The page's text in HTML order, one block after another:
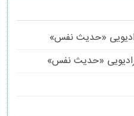
«حدیث نفس»
«حدیث نفس»